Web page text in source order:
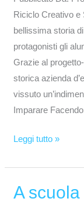
Riciclo Creativo e
bellissima storia
protagonisti gli
Grazie al
storica azienda
vissuto
Imparare
Leggi tutto »
A
A